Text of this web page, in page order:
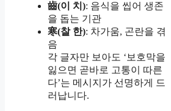
齒(이 치): 음식을 씹어 생존
을 돕는 기관
寒(찰 한): 차가움, 곤란을 겪
음
각 글자만 보아도 ‘보호막을
잃으면 곧바로 고통이 따른
다’는 메시지가 선명하게 드
러납니다.